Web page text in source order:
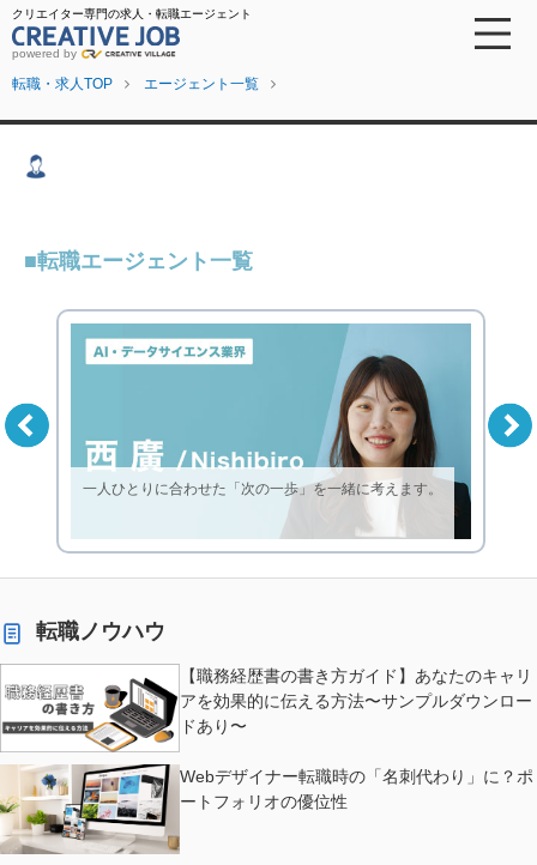
クリエイター専門の求人・転職エージェント
powered by
転職・求人TOP エージェント一覧
転職エージェント一覧
一人ひとりに合わせた「次の一歩」を一緒に考えます。
転職ノウハウ
【職務経歴書の書き方ガイド】あなたのキャリ
アを効果的に伝える方法〜サンプルダウンロー
ドあり〜
Webデザイナー転職時の「名刺代わり」に？ポ
ートフォリオの優位性